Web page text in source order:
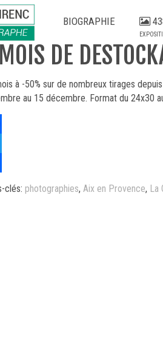
BIOGRAPHIE
DE
à -50% sur de nombreux tirages
au 15 décembre. Format du 24x30
clés: photographies, Aix en Provence, La